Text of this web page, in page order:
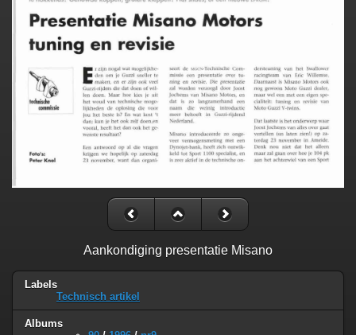
Aankondiging presentatie Misano
Labels
Technisch artikel
Albums